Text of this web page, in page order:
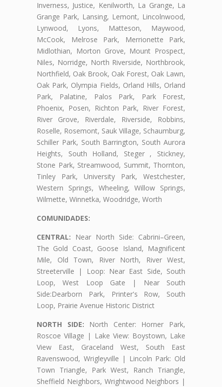
Inverness, Justice, Kenilworth, La Grange, La
Grange Park, Lansing, Lemont, Lincolnwood,
Lynwood, Lyons, Matteson, Maywood,
McCook, Melrose Park, Merrionette Park,
Midlothian, Morton Grove, Mount Prospect,
Niles, Norridge, North Riverside, Northbrook,
Northfield, Oak Brook, Oak Forest, Oak Lawn,
Oak Park, Olympia Fields, Orland Hills, Orland
Park, Palatine, Palos Park, Park Forest,
Phoenix, Posen, Richton Park, River Forest,
River Grove, Riverdale, Riverside, Robbins,
Roselle, Rosemont, Sauk Village, Schaumburg,
Schiller Park, South Barrington, South Aurora
Heights, South Holland, Steger , Stickney,
Stone Park, Streamwood, Summit, Thornton,
Tinley Park, University Park, Westchester,
Western Springs, Wheeling, Willow Springs,
Wilmette, Winnetka, Woodridge, Worth
COMUNIDADES:
CENTRAL: Near North Side: Cabrini–Green,
The Gold Coast, Goose Island, Magnificent
Mile, Old Town, River North, River West,
Streeterville | Loop: Near East Side, South
Loop, West Loop Gate | Near South
Side:Dearborn Park, Printer's Row, South
Loop, Prairie Avenue Historic District
NORTH SIDE: North Center: Horner Park,
Roscoe Village | Lake View: Boystown, Lake
View East, Graceland West, South East
Ravenswood, Wrigleyville | Lincoln Park: Old
Town Triangle, Park West, Ranch Triangle,
Sheffield Neighbors, Wrightwood Neighbors |